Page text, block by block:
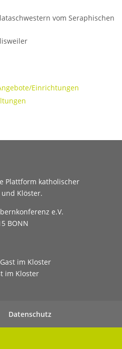
vom Seraphischen
Einrichtungen
Plattform katholischer
Klöster.
e.V.
BONN
im Kloster
Datenschutz